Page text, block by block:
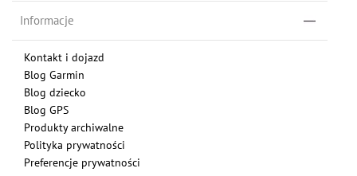
Informacje
Kontakt i dojazd
Blog Garmin
Blog dziecko
Blog GPS
Produkty archiwalne
Polityka prywatności
Preferencje prywatności